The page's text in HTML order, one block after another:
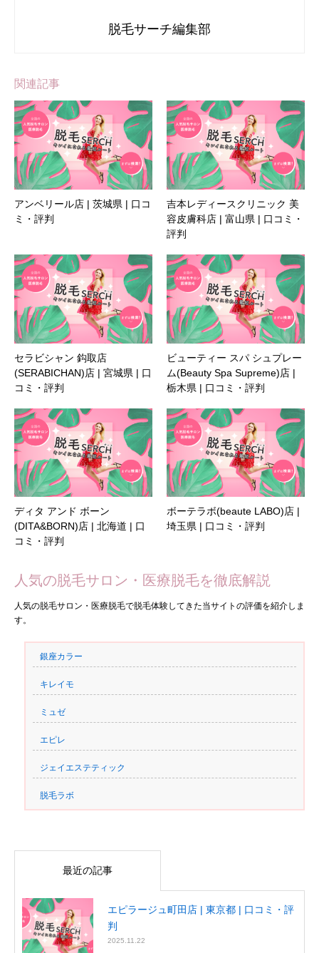
脱毛サーチ編集部
関連記事
アンベリール店 | 茨城県 | 口コ
ミ・評判
吉本レディースクリニック 美
容皮膚科店 | 富山県 | 口コミ・
評判
セラビシャン 鈎取店
(SERABICHAN)店 | 宮城県 | 口
コミ・評判
ビューティー スパ シュプレー
ム(Beauty Spa Supreme)店 |
栃木県 | 口コミ・評判
ディタ アンド ボーン
(DITA&BORN)店 | 北海道 | 口
コミ・評判
ボーテラボ(beaute LABO)店 |
埼玉県 | 口コミ・評判
人気の脱毛サロン・医療脱毛を徹底解説
人気の脱毛サロン・医療脱毛で脱毛体験してきた当サイトの評価を紹介しま
す。
銀座カラー
キレイモ
ミュゼ
エピレ
ジェイエステティック
脱毛ラボ
最近の記事
エピラージュ町田店 | 東京都 | 口コミ・評
判
2025.11.22